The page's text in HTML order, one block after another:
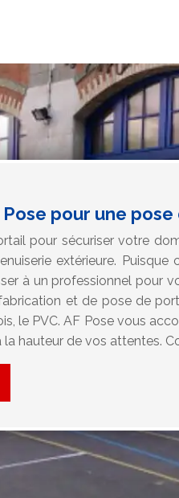
pour une
pour sécuriser votre
extérieure.
à un professionnel pour
et de pose de
le PVC. AF Pose vous
la hauteur de vos attentes.